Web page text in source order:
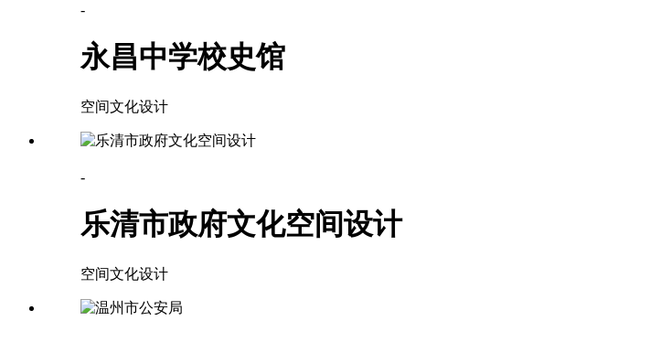
-
永昌中学校史馆
空间文化设计
-
乐清市政府文化空间设计
空间文化设计